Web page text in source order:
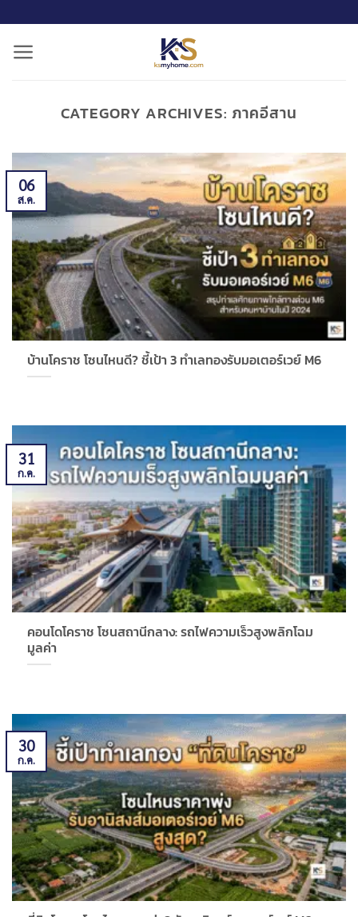
CATEGORY ARCHIVES: ภาคอีสาน
บ้านโคราช โซนไหนดี? ชี้เป้า 3 ทำเลทองรับมอเตอร์เวย์ M6
06
ส.ค.
คอนโดโคราช โซนสถานีกลาง: รถไฟความเร็วสูงพลิกโฉม
มูลค่า
31
ก.ค.
30
ก.ค.